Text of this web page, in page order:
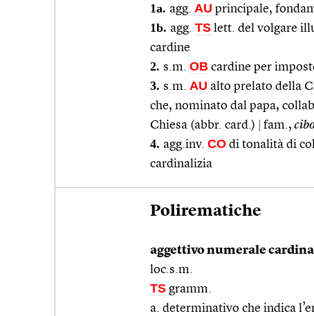
1a. agg. AU principale,
1b. agg. TS lett. del volgare
cardine
2. s.m. OB cardine per
3. s.m. AU alto prelato della
che, nominato dal papa,
Chiesa (abbr. card.)
fam.,
4. agg.inv. CO di tonalità di
cardinalizia
Polirematiche
aggettivo numerale
loc.s.m.
TS gramm.
a. determinativo che indica